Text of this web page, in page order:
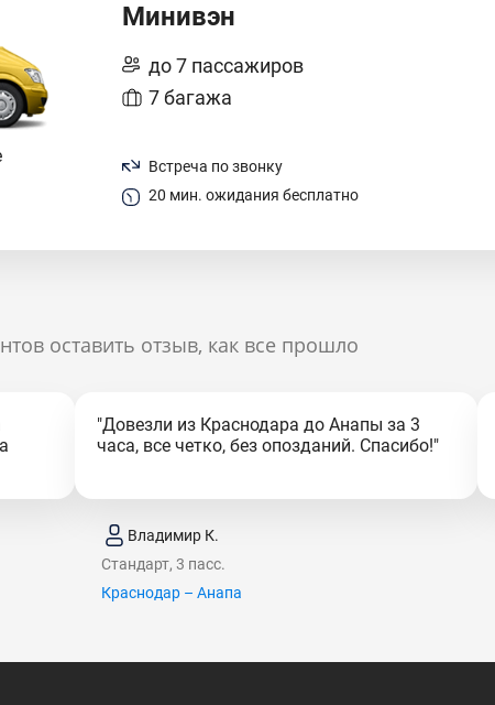
Минивэн
до 7 пассажиров
7 багажа
Встреча по звонку
20 мин. ожидания бесплатно
оставить отзыв, как все прошло
"Довезли из Краснодара до Анапы за 3
часа, все четко, без опозданий. Спасибо!"
Владимир К.
Стандарт, 3 пасс.
Краснодар – Анапа